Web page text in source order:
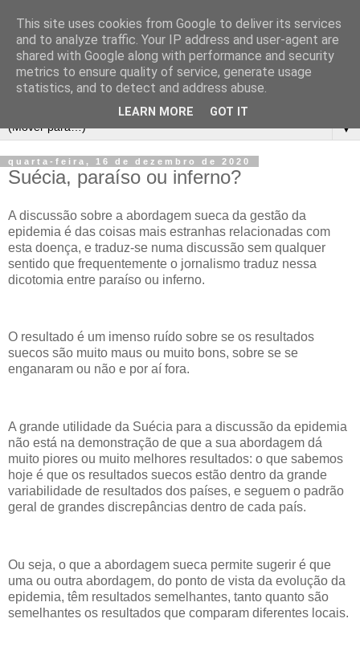
▼
quarta-feira, 16 de dezembro de 2020
Suécia, paraíso ou inferno?
A discussão sobre a abordagem sueca da gestão da
epidemia é das coisas mais estranhas relacionadas com
esta doença, e traduz-se numa discussão sem qualquer
sentido que frequentemente o jornalismo traduz nessa
dicotomia entre paraíso ou inferno.
O resultado é um imenso ruído sobre se os resultados
suecos são muito maus ou muito bons, sobre se se
enganaram ou não e por aí fora.
A grande utilidade da Suécia para a discussão da epidemia
não está na demonstração de que a sua abordagem dá
muito piores ou muito melhores resultados: o que sabemos
hoje é que os resultados suecos estão dentro da grande
variabilidade de resultados dos países, e seguem o padrão
geral de grandes discrepâncias dentro de cada país.
Ou seja, o que a abordagem sueca permite sugerir é que
uma ou outra abordagem, do ponto de vista da evolução da
epidemia, têm resultados semelhantes, tanto quanto são
semelhantes os resultados que comparam diferentes locais.
This site uses cookies from Google to deliver its services
and to analyze traffic. Your IP address and user-agent are
shared with Google along with performance and security
metrics to ensure quality of service, generate usage
statistics, and to detect and address abuse.
LEARN MORE GOT IT